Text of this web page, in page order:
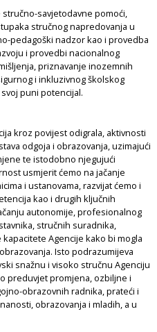
savjetodavne pomoći,
stručnog napredovanja u
pedagoški nadzor kao i provedba
i provedbi nacionalnog
priznavanje inozemnih
i inkluzivnog školskog
puni potencijal.
kroz povijest odigrala, aktivnosti
odgoja i obrazovanja, uzimajući
te istodobno njegujući
usmjerit ćemo na jačanje
i ustanovama, razvijat ćemo i
kao i drugih ključnih
autonomije, profesionalnog
stručnih suradnika,
Agencije kako bi mogla
Isto podrazumijeva
snažnu i visoko stručnu Agenciju
preduvjet promjena, ozbiljne i
obrazovnih radnika, prateći i
obrazovanja i mladih, a u